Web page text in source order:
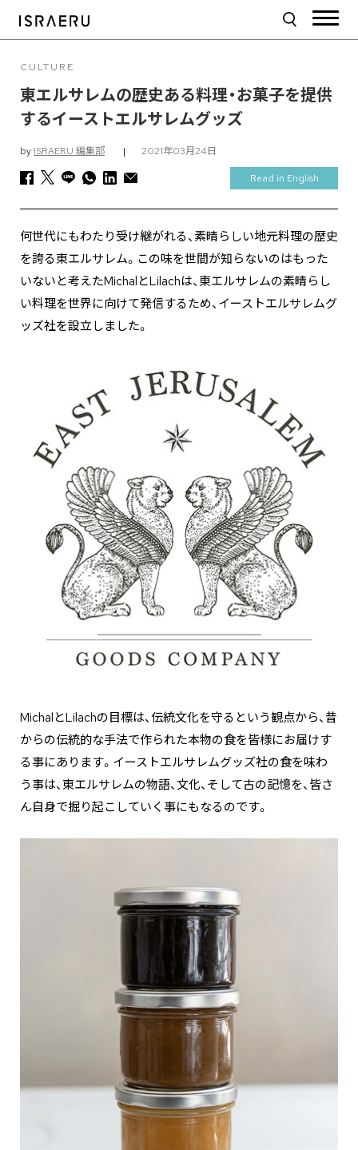
CULTURE
東エルサレムの歴史ある料理・お菓子を提供
するイーストエルサレムグッズ
by ISRAERU 編集部 | 2021年03月24日
Read in English
何世代にもわたり受け継がれる、素晴らしい地元料理の歴史
を誇る東エルサレム。この味を世間が知らないのはもった
いないと考えたMichalとLilachは、東エルサレムの素晴らし
い料理を世界に向けて発信するため、イーストエルサレムグ
ッズ社を設立しました。
MichalとLilachの目標は、伝統文化を守るという観点から、昔
からの伝統的な手法で作られた本物の食を皆様にお届けす
る事にあります。イーストエルサレムグッズ社の食を味わ
う事は、東エルサレムの物語、文化、そして古の記憶を、皆さ
ん自身で掘り起こしていく事にもなるのです。